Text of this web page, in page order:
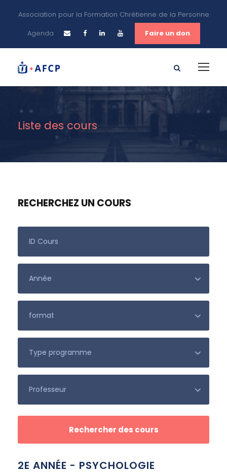
Association pour la Formation Chrétienne de la Personne
Agenda
Faire un don
Liste des cours
RECHERCHEZ UN COURS
2E ANNÉE - PSYCHOLOGIE